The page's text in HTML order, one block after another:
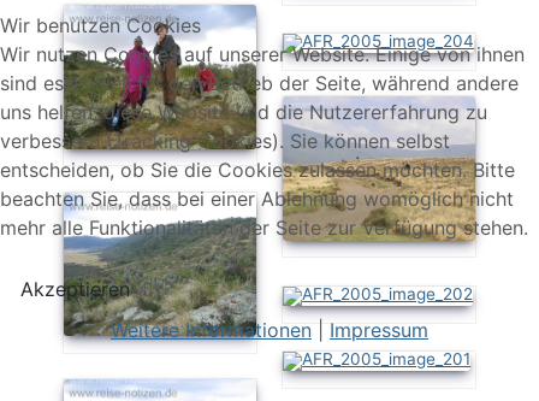
Wir benutzen Cookies
Wir nutzen Cookies auf unserer Website. Einige von ihnen
sind essenziell für den Betrieb der Seite, während andere
uns helfen, diese Website und die Nutzererfahrung zu
verbessern (Tracking Cookies). Sie können selbst
entscheiden, ob Sie die Cookies zulassen möchten. Bitte
beachten Sie, dass bei einer Ablehnung womöglich nicht
mehr alle Funktionalitäten der Seite zur Verfügung stehen.
Akzeptieren
Weitere Informationen
Impressum